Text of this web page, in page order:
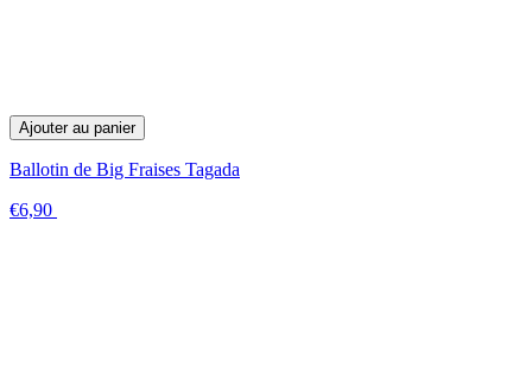
Ajouter au panier
Ballotin de Big Fraises Tagada
€6,90